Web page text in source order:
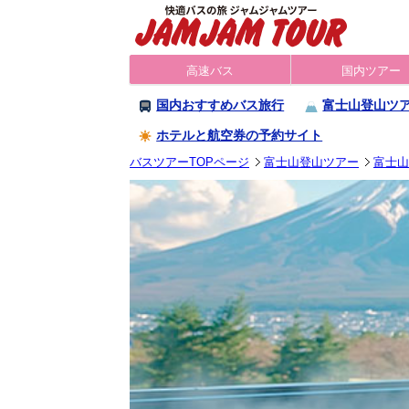
高速バス 国内ツアー
国内おすすめバス旅行 富士山登山ツ
ホテルと航空券の予約サイト
バスツアーTOPページ 富士山登山ツアー 富士